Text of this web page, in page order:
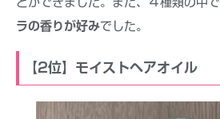
ラの香りが好みでした。
【2位】モイストヘアオイル